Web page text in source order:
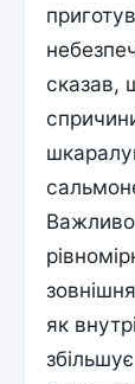
сказав,
як